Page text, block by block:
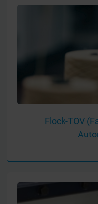
Flock-TOV